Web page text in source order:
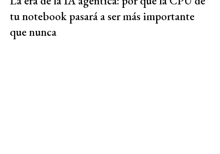
tu notebook pasará a ser más importante
que nunca